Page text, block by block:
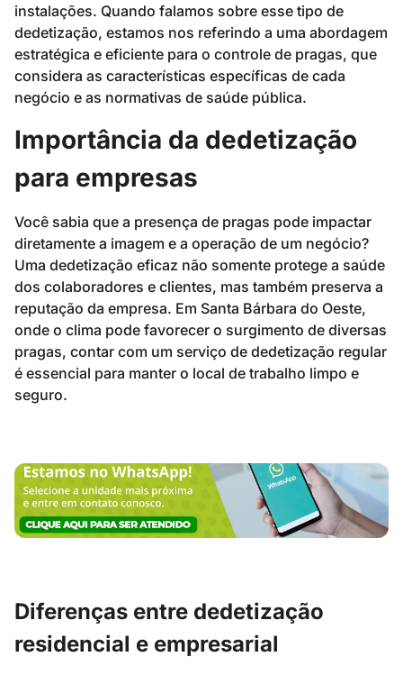
instalações. Quando falamos sobre esse tipo de
dedetização, estamos nos referindo a uma abordagem
estratégica e eficiente para o controle de pragas, que
considera as características específicas de cada
negócio e as normativas de saúde pública.
Importância da dedetização
para empresas
Você sabia que a presença de pragas pode impactar
diretamente a imagem e a operação de um negócio?
Uma dedetização eficaz não somente protege a saúde
dos colaboradores e clientes, mas também preserva a
reputação da empresa. Em Santa Bárbara do Oeste,
onde o clima pode favorecer o surgimento de diversas
pragas, contar com um serviço de dedetização regular
é essencial para manter o local de trabalho limpo e
seguro.
Diferenças entre dedetização
residencial e empresarial